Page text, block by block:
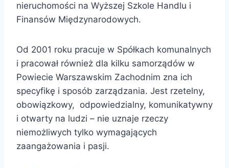
nieruchomości na Wyższej Szkole Handlu i
Finansów Międzynarodowych.
Od 2001 roku pracuje w Spółkach komunalnych
i pracował również dla kilku samorządów w
Powiecie Warszawskim Zachodnim zna ich
specyfikę i sposób zarządzania. Jest rzetelny,
obowiązkowy, odpowiedzialny, komunikatywny
i otwarty na ludzi – nie uznaje rzeczy
niemożliwych tylko wymagających
zaangażowania i pasji.